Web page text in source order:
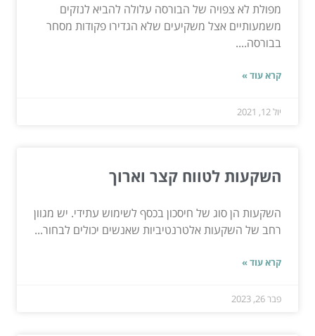
מפולת לא צפויה של הבורסה עלולה להביא לנזקים
משמעותיים אצל משקיעים שלא הגדירו פקודות מסחר
בבורסה....
קרא עוד »
יול 12, 2021
השקעות לטווח קצר וארוך
השקעות הן סוג של חיסכון בכסף לשימוש עתידי. יש מגוון
רחב של השקעות אלטרנטיביות שאנשים יכולים לבחור...
קרא עוד »
פבר 26, 2023